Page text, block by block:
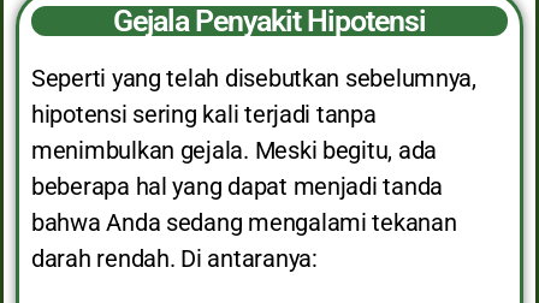
Gejala Penyakit Hipotensi
Seperti yang telah disebutkan sebelumnya,
hipotensi sering kali terjadi tanpa
menimbulkan gejala. Meski begitu, ada
beberapa hal yang dapat menjadi tanda
bahwa Anda sedang mengalami tekanan
darah rendah. Di antaranya: